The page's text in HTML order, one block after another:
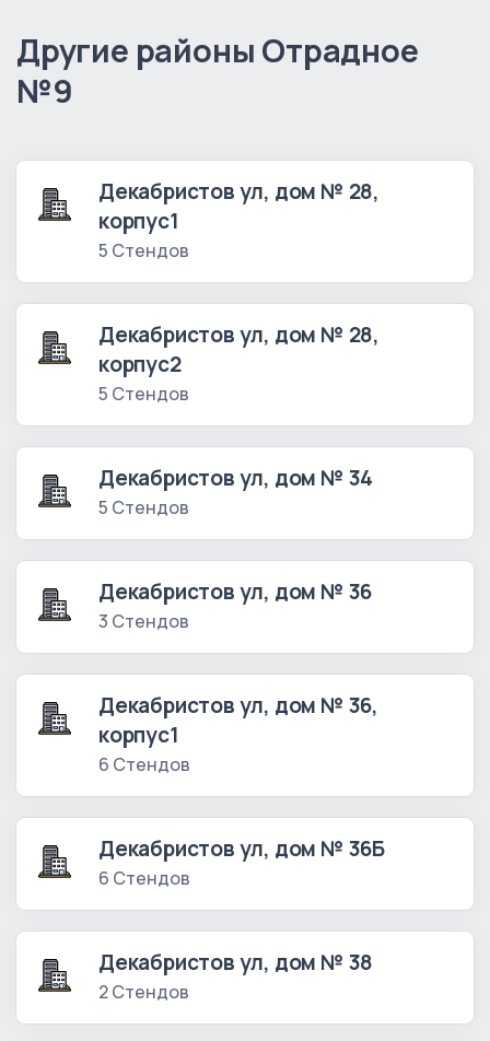
Другие районы Отрадное
№9
Декабристов ул, дом № 28,
корпус1
5 Стендов
Декабристов ул, дом № 28,
корпус2
5 Стендов
Декабристов ул, дом № 34
5 Стендов
Декабристов ул, дом № 36
3 Стендов
Декабристов ул, дом № 36,
корпус1
6 Стендов
Декабристов ул, дом № 36Б
6 Стендов
Декабристов ул, дом № 38
2 Стендов